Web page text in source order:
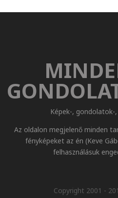
Képek-, gondolatok-
Az oldalon megjelenő minden
fényképeket az én (Keve
felhasználásuk
Copyright 2001 -